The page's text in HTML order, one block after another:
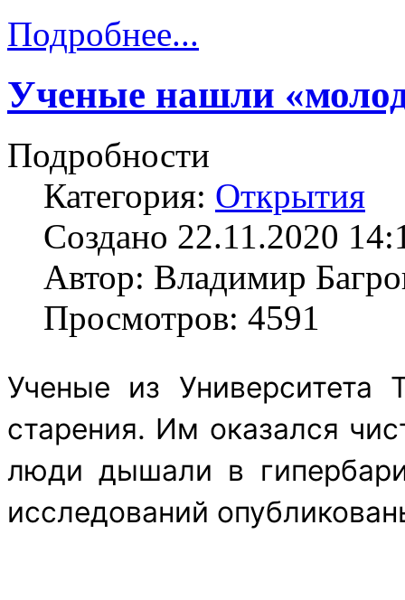
Подробнее...
Ученые нашли
Подробности
Категория: Открытия
Создано 22.11.2020
Автор: Владимир
Просмотров: 4591
Ученые из Университета
старения. Им оказался
люди дышали в
исследований